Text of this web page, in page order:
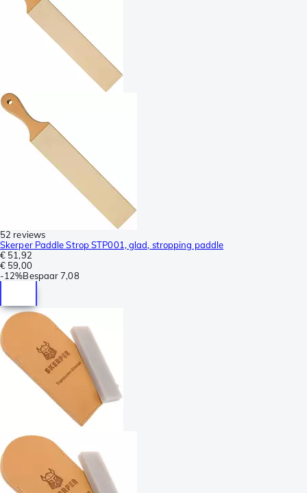
52 reviews
Skerper Paddle Strop STP001, glad, stropping paddle
€ 51,92
€ 59,00
-12%Bespaar 7,08